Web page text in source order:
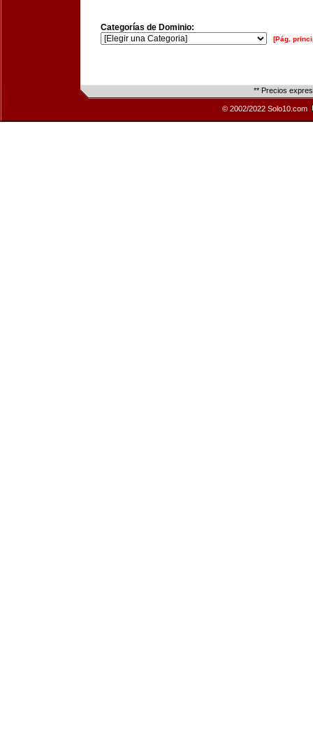
Categorías de Dominio:
[Pág.
** Precios
© 2002/2022 Solo10.com